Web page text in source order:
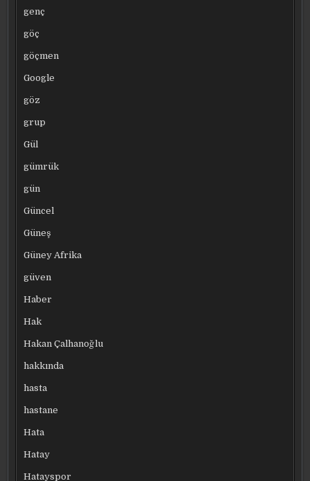
genç
göç
göçmen
Google
göz
grup
Gül
gümrük
gün
Güncel
Güneş
Güney Afrika
güven
Haber
Hak
Hakan Çalhanoğlu
hakkında
hasta
hastane
Hata
Hatay
Hatayspor